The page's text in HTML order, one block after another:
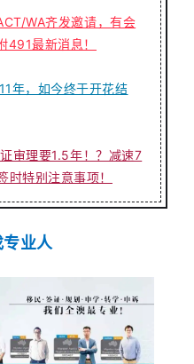
WA齐发邀请，有会
最新消息！
年，如今终于开花结
审理要1.5年！？减速7
特别注意事项！
专业人